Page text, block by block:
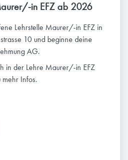
in EFZ ab 2026
Lehrstelle Maurer/-in EFZ in
10 und beginne deine
AG.
in der Lehre Maurer/-in EFZ
mehr Infos.